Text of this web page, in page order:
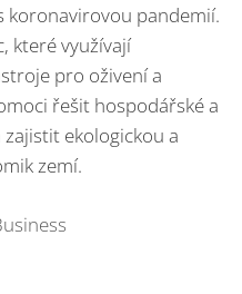
koronavirovou pandemií.
které využívají
pro oživení a
řešit hospodářské a
ekologickou a
zemí.